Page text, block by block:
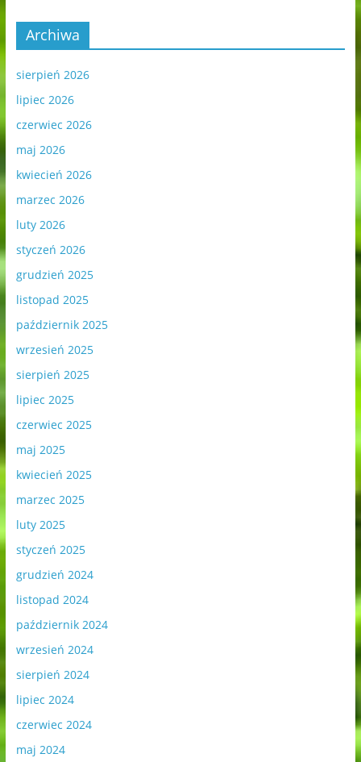
Archiwa
sierpień 2026
lipiec 2026
czerwiec 2026
maj 2026
kwiecień 2026
marzec 2026
luty 2026
styczeń 2026
grudzień 2025
listopad 2025
październik 2025
wrzesień 2025
sierpień 2025
lipiec 2025
czerwiec 2025
maj 2025
kwiecień 2025
marzec 2025
luty 2025
styczeń 2025
grudzień 2024
listopad 2024
październik 2024
wrzesień 2024
sierpień 2024
lipiec 2024
czerwiec 2024
maj 2024